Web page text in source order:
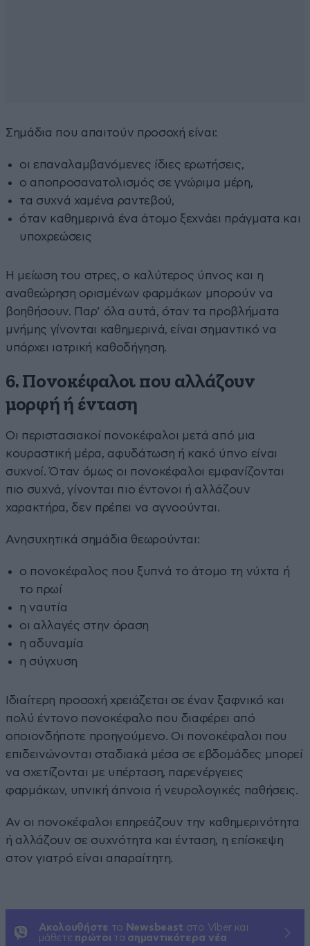
Σημάδια που απαιτούν προσοχή είναι:
οι επαναλαμβανόμενες ίδιες ερωτήσεις,
ο αποπροσανατολισμός σε γνώριμα μέρη,
τα συχνά χαμένα ραντεβού,
όταν καθημερινά ένα άτομο ξεχνάει πράγματα και
υποχρεώσεις
Η μείωση του στρες, ο καλύτερος ύπνος και η
αναθεώρηση ορισμένων φαρμάκων μπορούν να
βοηθήσουν. Παρ’ όλα αυτά, όταν τα προβλήματα
μνήμης γίνονται καθημερινά, είναι σημαντικό να
υπάρχει ιατρική καθοδήγηση.
6. Πονοκέφαλοι που αλλάζουν
μορφή ή ένταση
Οι περιστασιακοί πονοκέφαλοι μετά από μια
κουραστική μέρα, αφυδάτωση ή κακό ύπνο είναι
συχνοί. Όταν όμως οι πονοκέφαλοι εμφανίζονται
πιο συχνά, γίνονται πιο έντονοι ή αλλάζουν
χαρακτήρα, δεν πρέπει να αγνοούνται.
Ανησυχητικά σημάδια θεωρούνται:
ο πονοκέφαλος που ξυπνά το άτομο τη νύχτα ή
το πρωί
η ναυτία
οι αλλαγές στην όραση
η αδυναμία
η σύγχυση
Ιδιαίτερη προσοχή χρειάζεται σε έναν ξαφνικό και
πολύ έντονο πονοκέφαλο που διαφέρει από
οποιονδήποτε προηγούμενο. Οι πονοκέφαλοι που
επιδεινώνονται σταδιακά μέσα σε εβδομάδες μπορεί
να σχετίζονται με υπέρταση, παρενέργειες
φαρμάκων, υπνική άπνοια ή νευρολογικές παθήσεις.
Αν οι πονοκέφαλοι επηρεάζουν την καθημερινότητα
ή αλλάζουν σε συχνότητα και ένταση, η επίσκεψη
στον γιατρό είναι απαραίτητη.
Ακολουθήστε το Newsbeast στο Viber και
μάθετε πρώτοι τα σημαντικότερα νέα